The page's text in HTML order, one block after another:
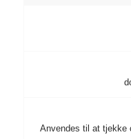
Anvendes til at tjekke